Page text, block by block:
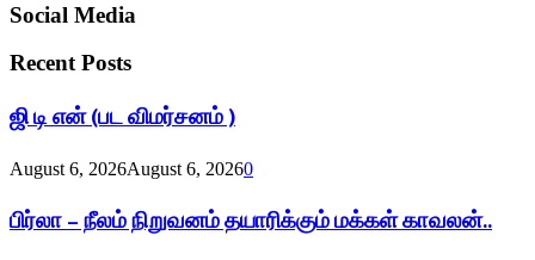
Social Media
Recent Posts
ஜி டி என் (பட விமர்சனம் )
August 6, 2026August 6, 20260
பிர்லா – நீலம் நிறுவனம் தயாரிக்கும் மக்கள் காவலன்..